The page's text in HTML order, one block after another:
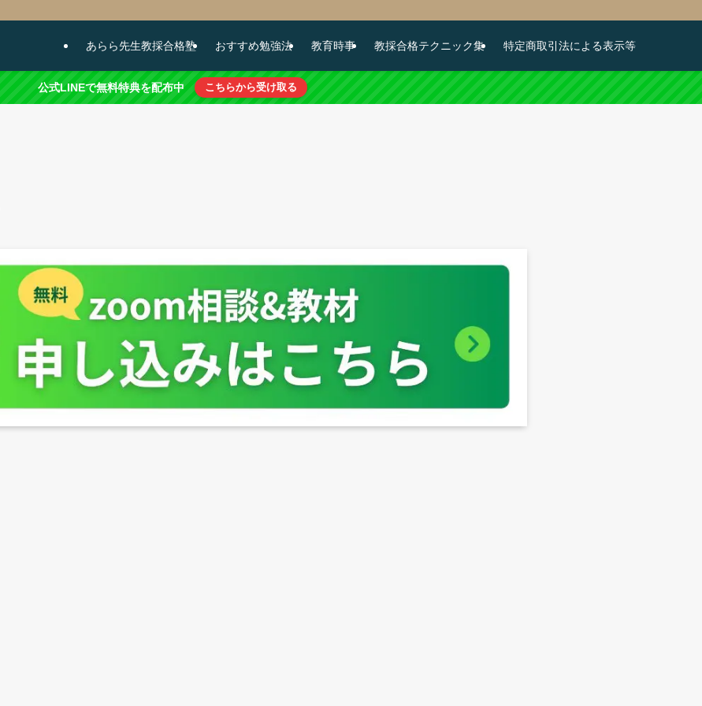
あらら先生教採合格塾 おすすめ勉強法 教育時事 教採合格テクニック集 特定商取引法による表示等
公式LINEで無料特典を配布中 こちらから受け取る